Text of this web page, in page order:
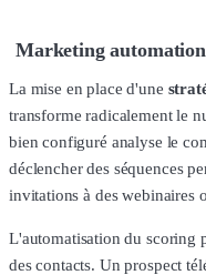
Marketing
La mise en place d'une
transforme radicalement le
bien configuré analyse le
déclencher des séquences
invitations à des webinaires
L'automatisation du scoring
des contacts. Un prospect